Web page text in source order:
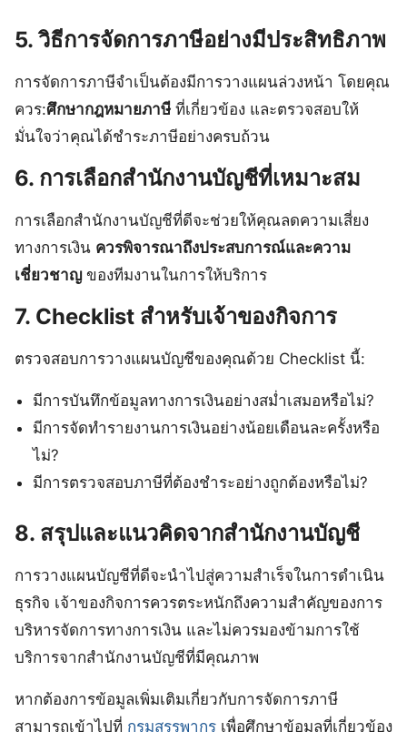
5. วิธีการจัดการภาษีอย่างมีประสิทธิภาพ
การจัดการภาษีจำเป็นต้องมีการวางแผนล่วงหน้า โดยคุณ
ควร:ศึกษากฎหมายภาษี ที่เกี่ยวข้อง และตรวจสอบให้
มั่นใจว่าคุณได้ชำระภาษีอย่างครบถ้วน
6. การเลือกสำนักงานบัญชีที่เหมาะสม
การเลือกสำนักงานบัญชีที่ดีจะช่วยให้คุณลดความเสี่ยง
ทางการเงิน ควรพิจารณาถึงประสบการณ์และความ
เชี่ยวชาญของทีมงานในการให้บริการ
7. Checklist สำหรับเจ้าของกิจการ
ตรวจสอบการวางแผนบัญชีของคุณด้วย Checklist นี้:
มีการบันทึกข้อมูลทางการเงินอย่างสม่ำเสมอหรือไม่?
มีการจัดทำรายงานการเงินอย่างน้อยเดือนละครั้งหรือ
ไม่?
มีการตรวจสอบภาษีที่ต้องชำระอย่างถูกต้องหรือไม่?
8. สรุปและแนวคิดจากสำนักงานบัญชี
การวางแผนบัญชีที่ดีจะนำไปสู่ความสำเร็จในการดำเนิน
ธุรกิจ เจ้าของกิจการควรตระหนักถึงความสำคัญของการ
บริหารจัดการทางการเงิน และไม่ควรมองข้ามการใช้
บริการจากสำนักงานบัญชีที่มีคุณภาพ
หากต้องการข้อมูลเพิ่มเติมเกี่ยวกับการจัดการภาษี
สามารถเข้าไปที่ กรมสรรพากร เพื่อศึกษาข้อมูลที่เกี่ยวข้อง